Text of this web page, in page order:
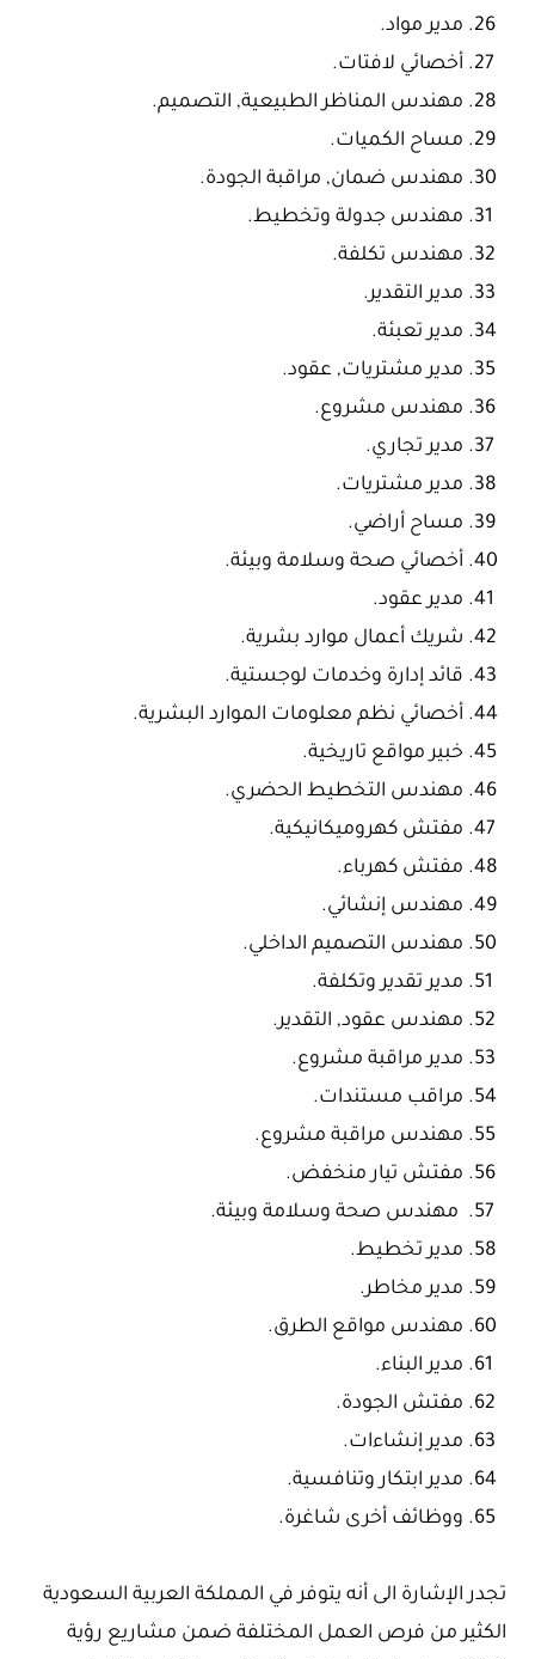
مدير مواد.
أخصائي لافتات.
مهندس المناظر الطبيعية, التصميم.
مساح الكميات.
مهندس ضمان, مراقبة الجودة.
مهندس جدولة وتخطيط.
مهندس تكلفة.
مدير التقدير.
مدير تعبئة.
مدير مشتريات, عقود.
مهندس مشروع.
مدير تجاري.
مدير مشتريات.
مساح أراضي.
أخصائي صحة وسلامة وبيئة.
مدير عقود.
شريك أعمال موارد بشرية.
قائد إدارة وخدمات لوجستية.
أخصائي نظم معلومات الموارد البشرية.
خبير مواقع تاريخية.
مهندس التخطيط الحضري.
مفتش كهروميكانيكية.
مفتش كهرباء.
مهندس إنشائي.
مهندس التصميم الداخلي.
مدير تقدير وتكلفة.
مهندس عقود, التقدير.
مدير مراقبة مشروع.
مراقب مستندات.
مهندس مراقبة مشروع.
مفتش تيار منخفض.
مهندس صحة وسلامة وبيئة.
مدير تخطيط.
مدير مخاطر.
مهندس مواقع الطرق.
مدير البناء.
مفتش الجودة.
مدير إنشاءات.
مدير ابتكار وتنافسية.
ووظائف أخرى شاغرة.
تجدر الإشارة الى أنه يتوفر في المملكة العربية السعودية
الكثير من فرص العمل المختلفة ضمن مشاريع رؤية